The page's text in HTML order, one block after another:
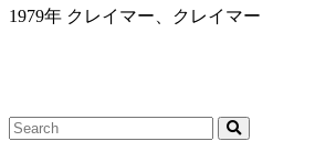
1979年 クレイマー、クレイマー